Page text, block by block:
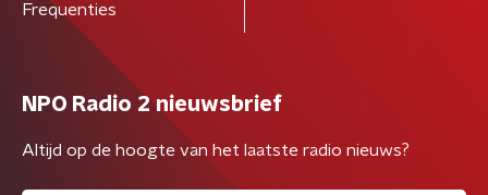
Frequenties
NPO Radio 2 nieuwsbrief
Altijd op de hoogte van het laatste radio nieuws?